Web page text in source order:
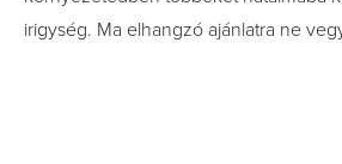
irigység. Ma elhangzó ajánlatra ne